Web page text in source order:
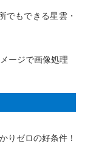
でもできる星雲・
ージで画像処理
りゼロの好条件！